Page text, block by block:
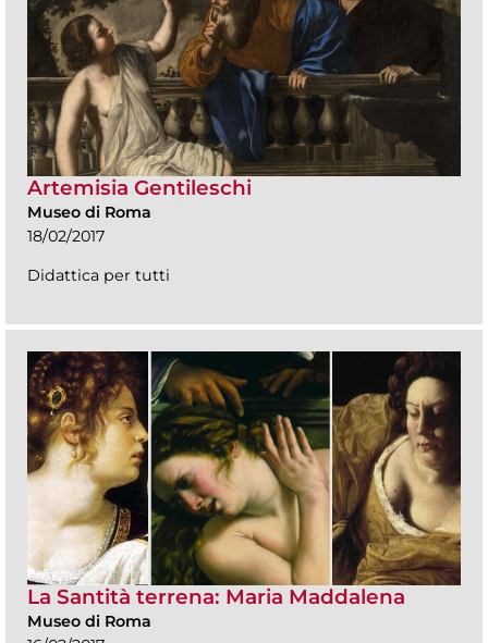
Artemisia Gentileschi
Museo di Roma
18/02/2017
Didattica per tutti
La Santità terrena: Maria Maddalena
Museo di Roma